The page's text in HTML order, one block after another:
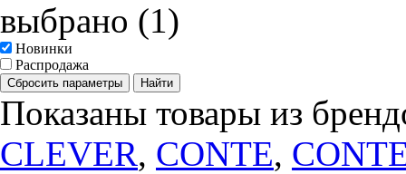
выбрано (1)
Новинки
Распродажа
Сбросить параметры Найти
Показаны товары из
CLEVER, CONTE,